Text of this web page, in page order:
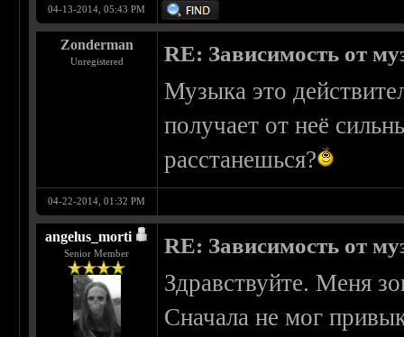
04-13-2014, 05:43 PM
Zonderman
Unregistered RE: Зависимость от
Музыка это
получает от неё
расстанешься?
04-22-2014, 01:32 PM
angelus_morti
Senior Member RE: Зависимость от
Здравствуйте. Меня
Сначала не мог